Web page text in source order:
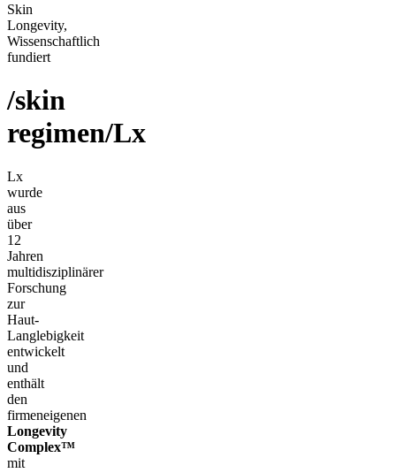
Skin
Longevity,
Wissenschaftlich
fundiert
/skin
regimen/Lx
Lx
wurde
aus
über
12
Jahren
multidisziplinärer
Forschung
zur
Haut-
Langlebigkeit
entwickelt
und
enthält
den
firmeneigenen
Longevity
Complex™
mit